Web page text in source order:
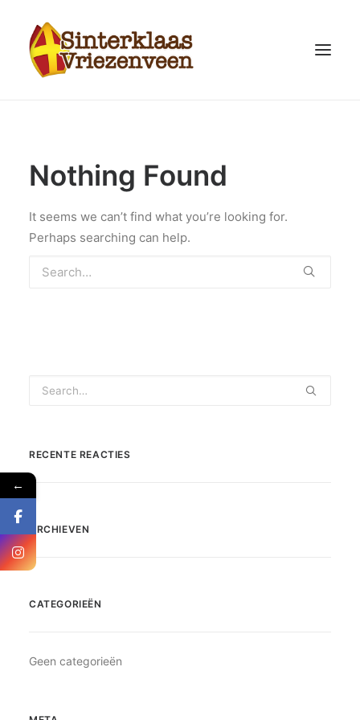
INTOCHT 2025
FILMPJES
HUIS VAN SINTERKLAAS
SINTERKLAASKRANT
LIEDJES EN DANSEN
Nothing Found
It seems we can’t find what you’re looking for.
Perhaps searching can help.
RECENTE REACTIES
ARCHIEVEN
CATEGORIEËN
Geen categorieën
←